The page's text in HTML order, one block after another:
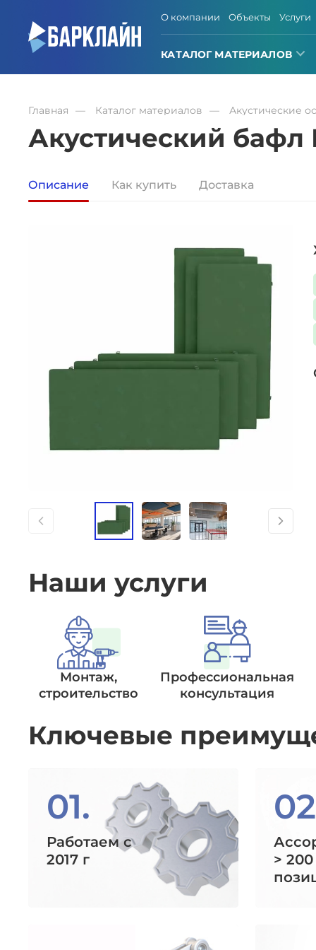
КАТАЛОГ МАТЕРИАЛОВ
О компании Объекты Услуги
Главная Каталог материалов Акустические
Акустический
Описание Как купить Доставка
Наши услуги
Монтаж,
строительство
Профессиональная
консультация
Ключевые
01.
Работаем с
2017 г
> 200